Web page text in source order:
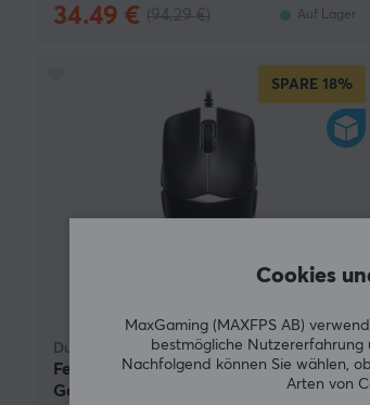
34.49 € Auf Lager
SPARE 18%
Ducky
Feather Black & White Ultralight
Gaming-Maus - Kailh GM 8.0 (DEMO)
Cookies
MaxGaming (MAXFPS AB)
bestmögliche Nutzererfahrung
Nachfolgend können Sie wählen,
Arten von